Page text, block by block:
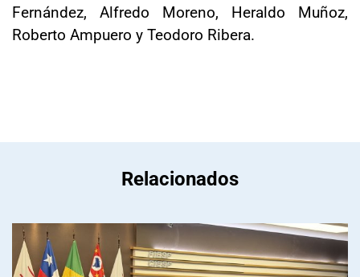
Fernández, Alfredo Moreno, Heraldo Muñoz,
Roberto Ampuero y Teodoro Ribera.
Relacionados